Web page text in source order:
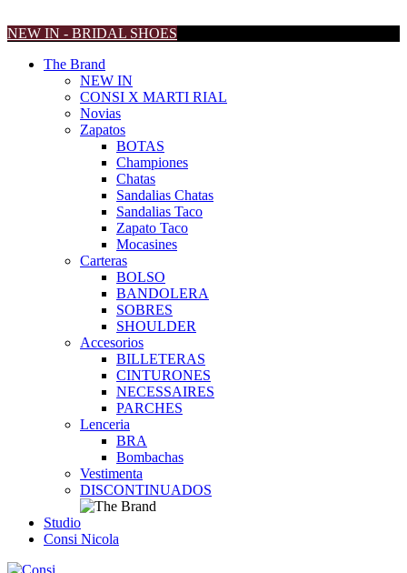
NEW IN - BRIDAL SHOES
The Brand
NEW IN
CONSI X MARTI RIAL
Novias
Zapatos
BOTAS
Championes
Chatas
Sandalias Chatas
Sandalias Taco
Zapato Taco
Mocasines
Carteras
BOLSO
BANDOLERA
SOBRES
SHOULDER
Accesorios
BILLETERAS
CINTURONES
NECESSAIRES
PARCHES
Lenceria
BRA
Bombachas
Vestimenta
DISCONTINUADOS
Studio
Consi Nicola